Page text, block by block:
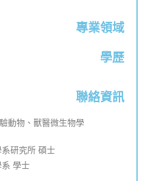
專業領域
學歷
聯絡資訊
動物、獸醫微生物學
研究所 碩士
系 學士